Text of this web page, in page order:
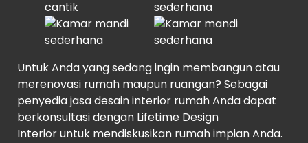
Untuk Anda yang sedang ingin membangun atau
merenovasi rumah maupun ruangan? Sebagai
penyedia jasa desain interior rumah Anda dapat
berkonsultasi dengan Lifetime Design
Interior untuk mendiskusikan rumah impian Anda.